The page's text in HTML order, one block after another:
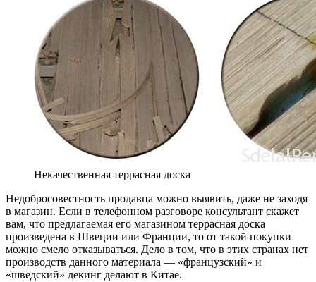
Некачественная террасная доска
Недобросовестность продавца можно выявить, даже не заходя
в магазин. Если в телефонном разговоре консультант скажет
вам, что предлагаемая его магазином террасная доска
произведена в Швеции или Франции, то от такой покупки
можно смело отказываться. Дело в том, что в этих странах нет
производств данного материала — «французский» и
«шведский» декинг делают в Китае.